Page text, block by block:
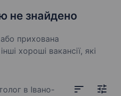
не знайдено
прихована
хороші вакансії, які
в Івано-